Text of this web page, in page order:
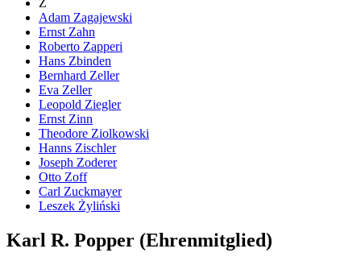
Adam Zagajewski
Ernst Zahn
Roberto Zapperi
Hans Zbinden
Bernhard Zeller
Eva Zeller
Leopold Ziegler
Ernst Zinn
Theodore Ziolkowski
Hanns Zischler
Joseph Zoderer
Otto Zoff
Carl Zuckmayer
Leszek Żyliński
Karl R. Popper (Ehrenmitglied)